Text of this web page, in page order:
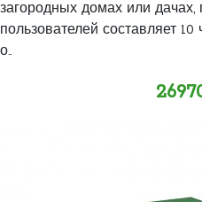
загородных домах или дачах,
пользователей составляет
о..